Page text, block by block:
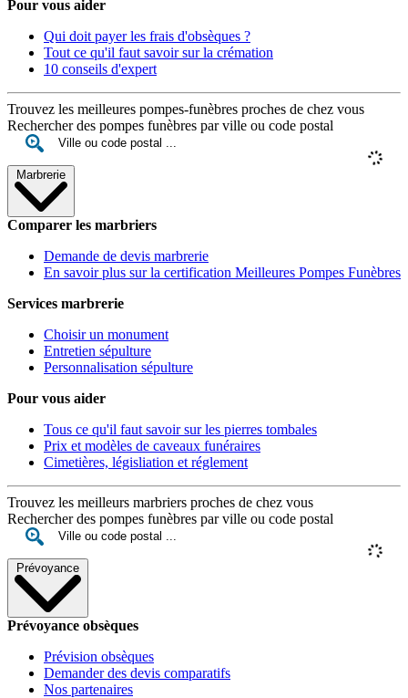
Pour vous aider
Qui doit payer les frais d'obsèques ?
Tout ce qu'il faut savoir sur la crémation
10 conseils d'expert
Trouvez les meilleures pompes-funèbres proches de chez vous
Rechercher des pompes funèbres par ville ou code postal
Marbrerie
Comparer les marbriers
Demande de devis marbrerie
En savoir plus sur la certification Meilleures Pompes Funèbres
Services marbrerie
Choisir un monument
Entretien sépulture
Personnalisation sépulture
Pour vous aider
Tous ce qu'il faut savoir sur les pierres tombales
Prix et modèles de caveaux funéraires
Cimetières, législiation et réglement
Trouvez les meilleurs marbriers proches de chez vous
Rechercher des pompes funèbres par ville ou code postal
Prévoyance
Prévoyance obsèques
Prévision obsèques
Demander des devis comparatifs
Nos partenaires